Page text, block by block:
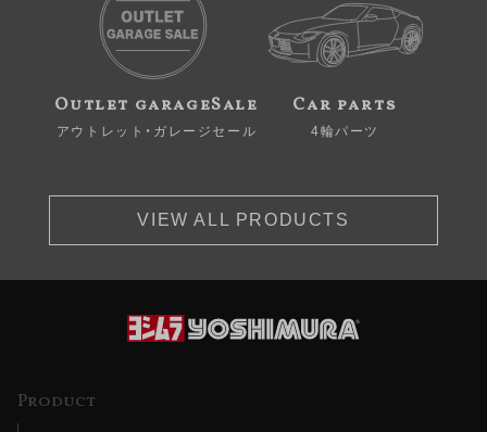
Outlet garageSale
アウトレット・ガレージセール
Car parts
4輪パーツ
VIEW ALL PRODUCTS
Product